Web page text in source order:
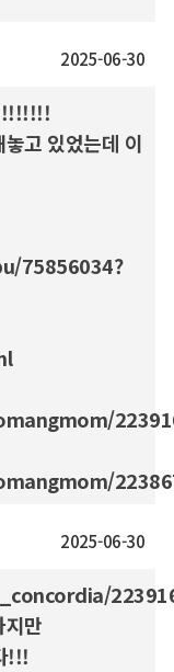
2025-06-30
고 있었는데 이
75856034?
2025-06-30
만
!!!